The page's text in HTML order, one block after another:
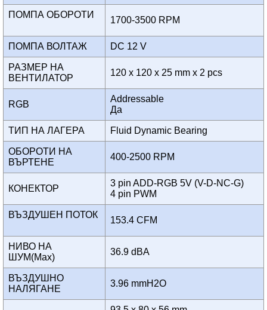
ПОМПА ОБОРОТИ
1700-3500 RPM
ПОМПА ВОЛТАЖ DC 12 V
РАЗМЕР НА
ВЕНТИЛАТОР
120 x 120 x 25 mm x 2 pcs
RGB
Addressable
Да
ТИП НА ЛАГЕРА Fluid Dynamic Bearing
ОБОРОТИ НА
ВЪРТЕНЕ
400-2500 RPM
КОНЕКТОР
3 pin ADD-RGB 5V (V-D-NC-G)
4 pin PWM
ВЪЗДУШЕН ПОТОК
153.4 CFM
НИВО НА
ШУМ(Max)
36.9 dBA
ВЪЗДУШНО
НАЛЯГАНЕ
3.96 mmH2O